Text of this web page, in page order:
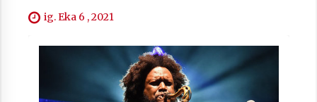
Zebrabidearen denboraldi amaiera
ig. Eka 6 , 2021